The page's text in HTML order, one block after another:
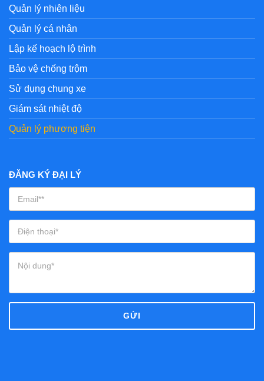
Quản lý nhiên liệu
Quản lý cá nhân
Lập kế hoạch lộ trình
Bảo vệ chống trộm
Sử dụng chung xe
Giám sát nhiệt độ
Quản lý phương tiện
ĐĂNG KÝ ĐẠI LÝ
GỬI